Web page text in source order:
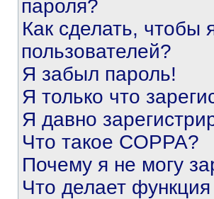
пароля?
Как сделать, чтобы
пользователей?
Я забыл пароль!
Я только что
Я давно
Что такое COPPA?
Почему я не могу
Что делает